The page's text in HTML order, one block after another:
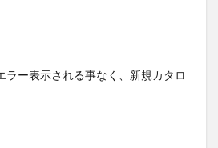
ラー表示される事なく、新規カタロ